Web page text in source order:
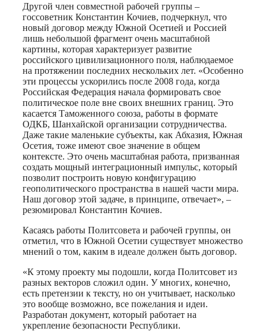
Другой член совместной рабочей группы –
госсоветник Константин Кочиев, подчеркнул, что
новый договор между Южной Осетией и Россией
лишь небольшой фрагмент очень масштабной
картины, которая характеризует развитие
российского цивилизационного поля, наблюдаемое
на протяжении последних нескольких лет. «Особенно
эти процессы ускорились после 2008 года, когда
Российская Федерация начала формировать свое
политическое поле вне своих внешних границ. Это
касается Таможенного союза, работы в формате
ОДКБ, Шанхайской организации сотрудничества.
Даже такие маленькие субъекты, как Абхазия, Южная
Осетия, тоже имеют свое значение в общем
контексте. Это очень масштабная работа, призванная
создать мощный интеграционный импульс, который
позволит построить новую конфигурацию
геополитического пространства в нашей части мира.
Наш договор этой задаче, в принципе, отвечает», –
резюмировал Константин Кочиев.
Касаясь работы Политсовета и рабочей группы, он
отметил, что в Южной Осетии существует множество
мнений о том, каким в идеале должен быть договор.
«К этому проекту мы подошли, когда Политсовет из
разных векторов сложил один. У многих, конечно,
есть претензии к тексту, но он учитывает, насколько
это вообще возможно, все пожелания и идеи.
Разработан документ, который работает на
укрепление безопасности Республики.